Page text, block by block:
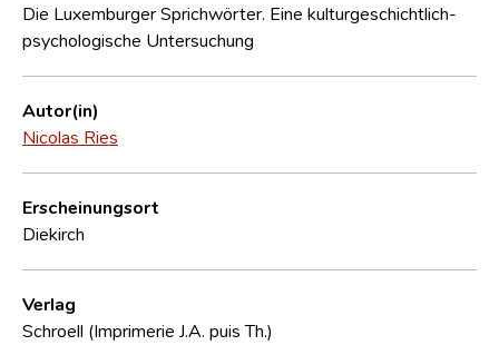
Kontakt
Die Luxemburger Sprichwörter. Eine kulturgeschichtlich-
psychologische Untersuchung
Autor(in)
Nicolas Ries
Erscheinungsort
Diekirch
Verlag
Schroell (Imprimerie J.A. puis Th.)